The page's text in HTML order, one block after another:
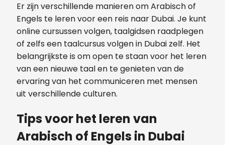
Er zijn verschillende manieren om Arabisch of
Engels te leren voor een reis naar Dubai. Je kunt
online cursussen volgen, taalgidsen raadplegen
of zelfs een taalcursus volgen in Dubai zelf. Het
belangrijkste is om open te staan voor het leren
van een nieuwe taal en te genieten van de
ervaring van het communiceren met mensen
uit verschillende culturen.
Tips voor het leren van
Arabisch of Engels in Dubai